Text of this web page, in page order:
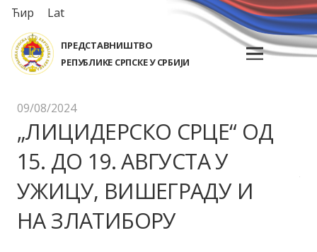
Ћир Lat
ПРЕДСТАВНИШТВО
РЕПУБЛИКЕ СРПСКЕ У СРБИЈИ
09/08/2024
„ЛИЦИДЕРСКО СРЦЕ“ ОД
15. ДО 19. АВГУСТА У
УЖИЦУ, ВИШЕГРАДУ И
НА ЗЛАТИБОРУ